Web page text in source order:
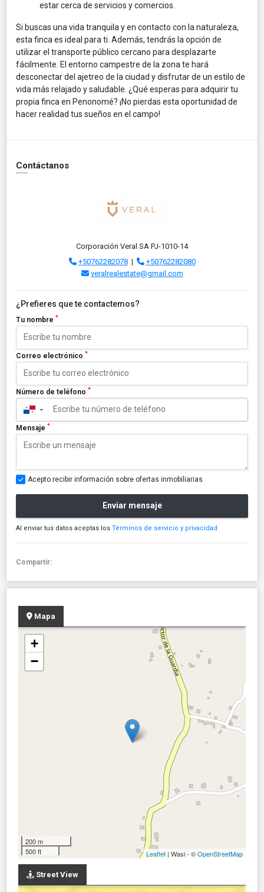
estar cerca de servicios y comercios.
Si buscas una vida tranquila y en contacto con la naturaleza,
esta finca es ideal para ti. Además, tendrás la opción de
utilizar el transporte público cercano para desplazarte
fácilmente. El entorno campestre de la zona te hará
desconectar del ajetreo de la ciudad y disfrutar de un estilo de
vida más relajado y saludable. ¿Qué esperas para adquirir tu
propia finca en Penonomé? ¡No pierdas esta oportunidad de
hacer realidad tus sueños en el campo!
Contáctanos
Corporación Veral SA PJ-1010-14
+50762282078|
+50762282080
veralrealestate@gmail.com
¿Prefieres que te contactemos?
Tu nombre *
Correo electrónico *
Número de teléfono *
▼
Mensaje *
Acepto recibir información sobre ofertas inmobiliarias
Enviar mensaje
Al enviar tus datos aceptas los Términos de servicio y privacidad
Compartir:
Mapa
+
−
200 m
500 ft
Leaflet | Wasi - ©OpenStreetMap
Street View